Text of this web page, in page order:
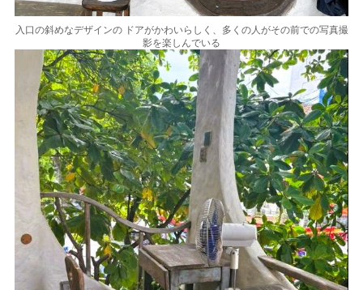
入口の斜めなデザインの ドアがかわいらしく、多くの人がその前での写真撮
影を楽しんでいる